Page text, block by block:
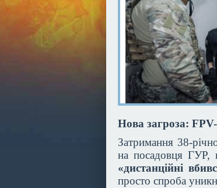
Нова загроза:
Затримання 38-
на посадовця ГУР,
«дистанційні
просто спроба